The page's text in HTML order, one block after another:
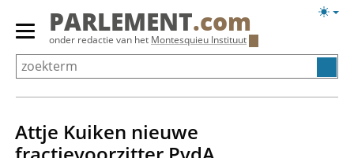
Overslaan
Primair
menu
tonen/verbergen
PARLEMENT.com
onder redactie van het Montesquieu Instituut
Attje Kuiken nieuwe